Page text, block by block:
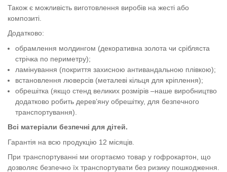
Також є можливість виготовлення виробів на жесті або
композиті.
Додатково:
обрамлення молдингом (декоративна золота чи срібляста
стрічка по периметру);
ламінування (покриття захисною антивандальною плівкою);
встановлення люверсів (металеві кільця для кріплення);
обрешітка (якщо стенд великих розмірів –наше виробництво
додатково робить дерев’яну обрешітку, для безпечного
транспортування).
Всі матеріали безпечні для дітей.
Гарантія на всю продукцію 12 місяців.
При транспортуванні ми огортаємо товар у гофрокартон, що
дозволяє безпечно їх транспортувати без ризику пошкодження.